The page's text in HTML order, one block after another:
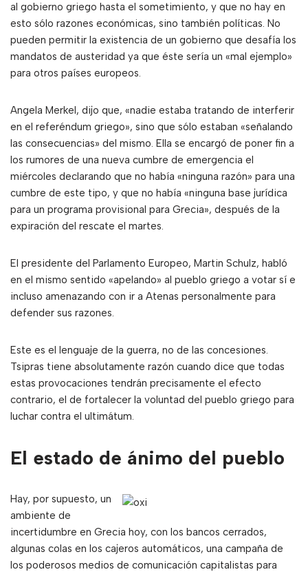
al gobierno griego hasta el sometimiento, y que no hay en
esto sólo razones económicas, sino también políticas. No
pueden permitir la existencia de un gobierno que desafía los
mandatos de austeridad ya que éste sería un «mal ejemplo»
para otros países europeos.
Angela Merkel, dijo que, «nadie estaba tratando de interferir
en el referéndum griego», sino que sólo estaban «señalando
las consecuencias» del mismo. Ella se encargó de poner fin a
los rumores de una nueva cumbre de emergencia el
miércoles declarando que no había «ninguna razón» para una
cumbre de este tipo, y que no había «ninguna base jurídica
para un programa provisional para Grecia», después de la
expiración del rescate el martes.
El presidente del Parlamento Europeo, Martin Schulz, habló
en el mismo sentido «apelando» al pueblo griego a votar sí e
incluso amenazando con ir a Atenas personalmente para
defender sus razones.
Este es el lenguaje de la guerra, no de las concesiones.
Tsipras tiene absolutamente razón cuando dice que todas
estas provocaciones tendrán precisamente el efecto
contrario, el de fortalecer la voluntad del pueblo griego para
luchar contra el ultimátum.
El estado de ánimo del pueblo
Hay, por supuesto, un
ambiente de
incertidumbre en Grecia hoy, con los bancos cerrados,
algunas colas en los cajeros automáticos, una campaña de
los poderosos medios de comunicación capitalistas para